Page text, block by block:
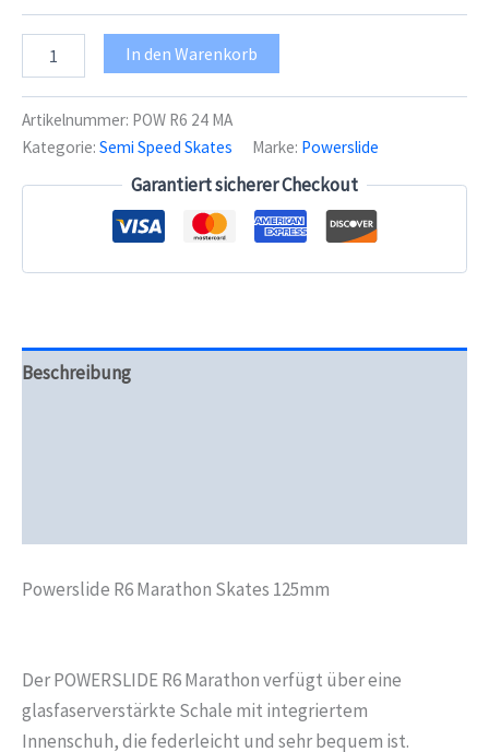
Skates
125mm
Menge
In den Warenkorb
Artikelnummer: POW R6 24 MA
Kategorie: Semi Speed Skates Marke: Powerslide
Garantiert sicherer Checkout
Beschreibung
Powerslide R6 Marathon Skates 125mm
Der POWERSLIDE R6 Marathon verfügt über eine
glasfaserverstärkte Schale mit integriertem
Innenschuh, die federleicht und sehr bequem ist.